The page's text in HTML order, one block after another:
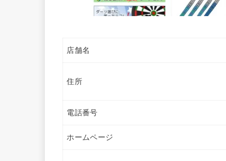
店舗名
住所
電話番号
ホームページ